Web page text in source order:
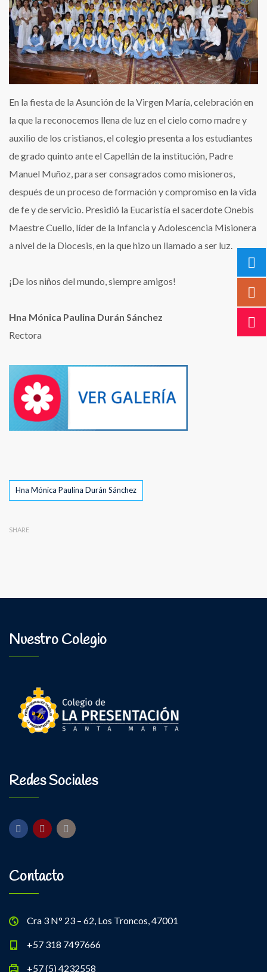
En la fiesta de la Asunción de la Virgen María, celebración en
la que la reconocemos llena de luz en el cielo como madre y
auxilio de los cristianos, el colegio presenta a los estudiantes
de grado quinto ante el Capellán de la institución, Padre
Manuel Muñoz, para ser consagrados como misioneros,
después de un proceso de formación y compromiso en la vida
de fe y de servicio. Presidió la Eucaristía el sacerdote Onebis
Maestre Cuello, líder de la Infancia y Adolescencia Misionera
a nivel de la Diocesis, en la que hizo un llamado a ser luz.
¡De los niños del mundo, siempre amigos!
Hna Mónica Paulina Durán Sánchez
Rectora
Tags
Hna Mónica Paulina Durán Sánchez
SHARE
Nuestro Colegio
Redes Sociales
Contacto
Cra 3 N° 23 – 62, Los Troncos, 47001
+57 318 7497666
+57 (5) 4232558